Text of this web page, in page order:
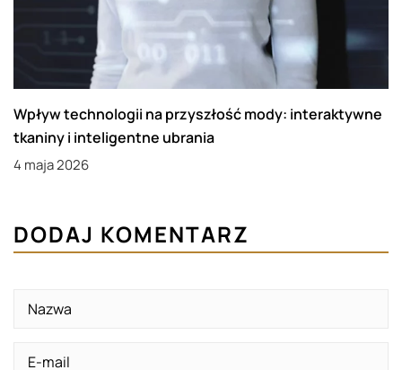
Wpływ technologii na przyszłość mody: interaktywne
tkaniny i inteligentne ubrania
4 maja 2026
DODAJ KOMENTARZ